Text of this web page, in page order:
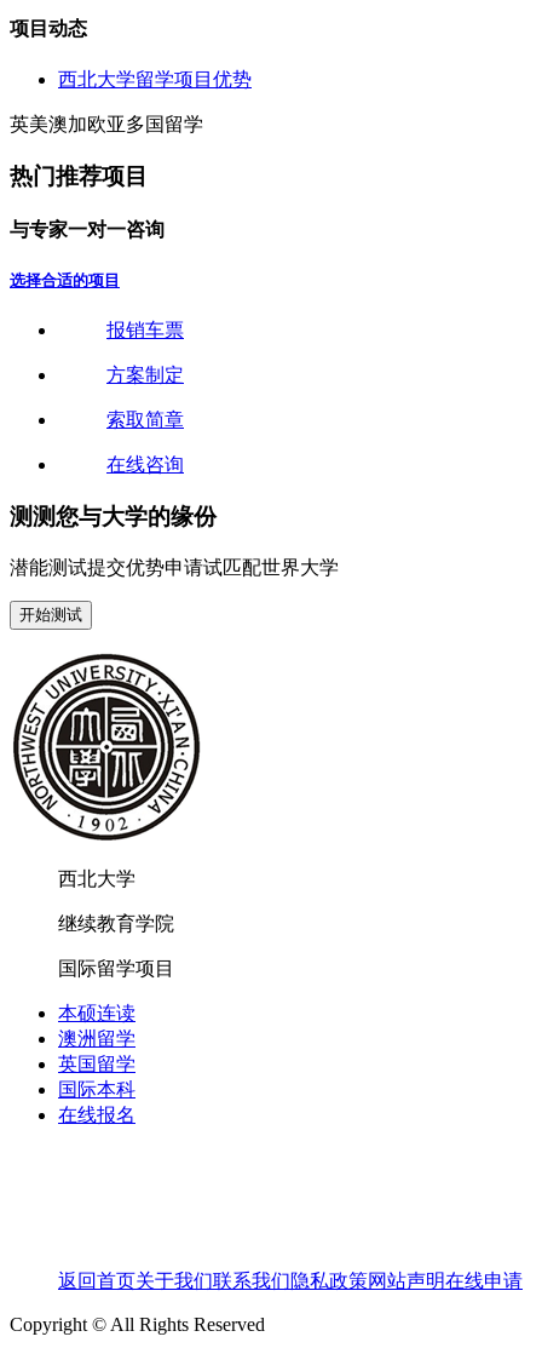
项目动态
西北大学留学项目优势
英美澳加欧亚多国留学
热门推荐项目
与专家一对一咨询
选择合适的项目
报销车票
方案制定
索取简章
在线咨询
测测您与大学的缘份
潜能测试提交优势申请试匹配世界大学
开始测试
西北大学
继续教育学院
国际留学项目
本硕连读
澳洲留学
英国留学
国际本科
在线报名
返回首页关于我们联系我们隐私政策网站声明在线申请
Copyright © All Rights Reserved